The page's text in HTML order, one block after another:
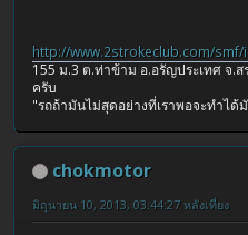
http://www.2strokeclub.com/smf/
155 ม.3 ต.ท่าข้าม อ.อรัญประเทศ จ.
ครับ
"รถถ้ามันไม่สุดอย่างที่เราพอจะทำได้
chokmotor
มิถุนายน 10, 2013, 03:44:27 หลังเที่ยง